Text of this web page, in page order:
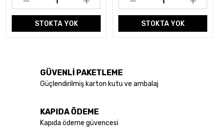
STOKTA YOK STOKTA YOK
GÜVENLİ PAKETLEME
Güçlendirilmiş karton kutu ve ambalaj
KAPIDA ÖDEME
Kapıda ödeme güvencesi